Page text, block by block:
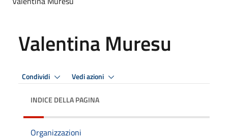
Valentina Muresu
Condividi Vedi azioni
INDICE DELLA PAGINA
Organizzazioni